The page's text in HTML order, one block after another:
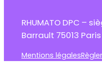
RHUMATO DPC –
Barrault 75013
Mentions légales